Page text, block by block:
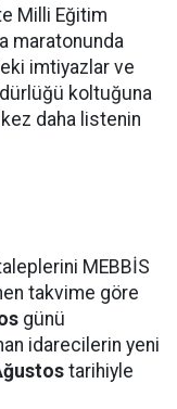
Milli Eğitim
maratonunda
imtiyazlar ve
koltuğuna
daha listenin
MEBBİS
takvime göre
günü
idarecilerin yeni
tarihiyle